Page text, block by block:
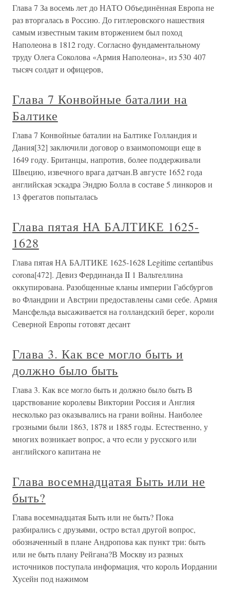
Глава 7 За восемь лет до НАТО Объединённая Европа не
раз вторгалась в Россию. До гитлеровского нашествия
самым известным таким вторжением был поход
Наполеона в 1812 году. Согласно фундаментальному
труду Олега Соколова «Армия Наполеона», из 530 407
тысяч солдат и офицеров,
Глава 7 Конвойные баталии на
Балтике
Глава 7 Конвойные баталии на Балтике Голландия и
Дания[32] заключили договор о взаимопомощи еще в
1649 году. Британцы, напротив, более поддерживали
Швецию, извечного врага датчан.В августе 1652 года
английская эскадра Эндрю Болла в составе 5 линкоров и
13 фрегатов попыталась
Глава пятая НА БАЛТИКЕ 1625-
1628
Глава пятая НА БАЛТИКЕ 1625-1628 Legitime certantibus
corona[472]. Девиз Фердинанда II 1 Вальтеллина
оккупирована. Разобщенные кланы империи Габсбургов
во Фландрии и Австрии предоставлены сами себе. Армия
Мансфельда высаживается на голландский берег, короли
Северной Европы готовят десант
Глава 3. Как все могло быть и
должно было быть
Глава 3. Как все могло быть и должно было быть В
царствование королевы Виктории Россия и Англия
несколько раз оказывались на грани войны. Наиболее
грозными были 1863, 1878 и 1885 годы. Естественно, у
многих возникает вопрос, а что если у русского или
английского капитана не
Глава восемнадцатая Быть или не
быть?
Глава восемнадцатая Быть или не быть? Пока
разбирались с друзьями, остро встал другой вопрос,
обозначенный в плане Андропова как пункт три: быть
или не быть плану Рейгана?В Москву из разных
источников поступала информация, что король Иордании
Хусейн под нажимом